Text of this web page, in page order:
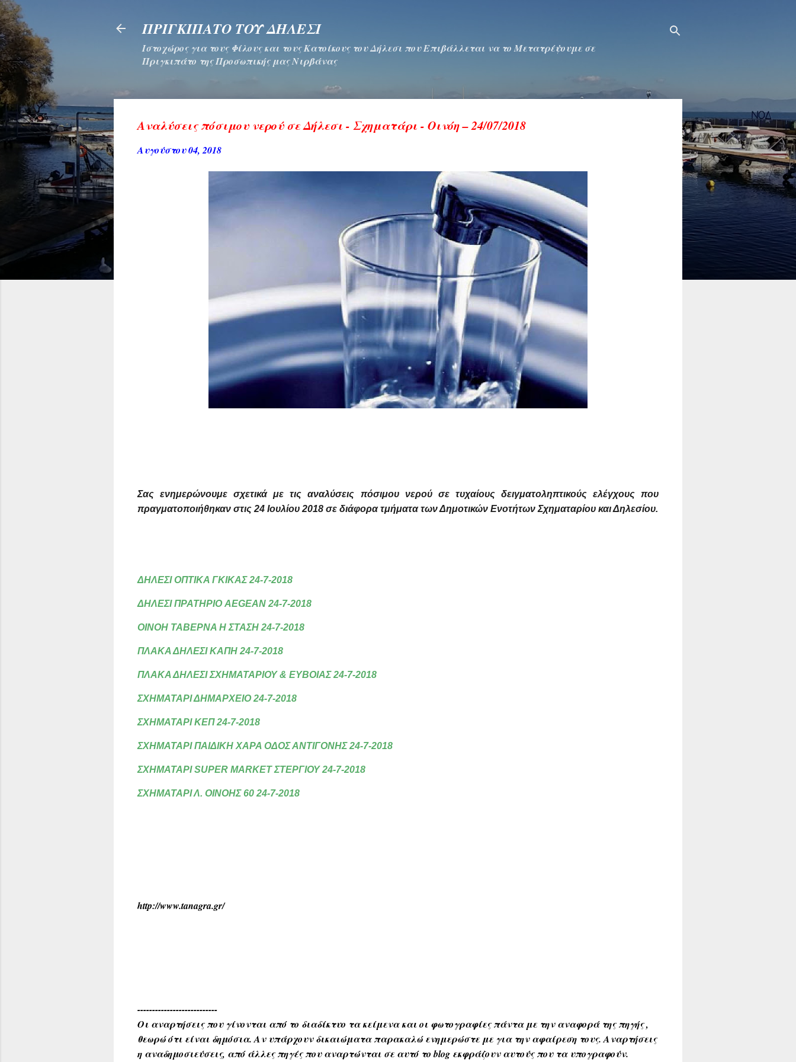
ΠΡΙΓΚΙΠΑΤΟ ΤΟΥ ΔΗΛΕΣΙ
Ιστοχώρος για τους Φίλους και τους Κατοίκους του Δήλεσι που Επιβάλλεται να το Μετατρέψουμε σε
Πριγκιπάτο της Προσωπικής μας Νιρβάνας
Αναλύσεις πόσιμου νερού σε Δήλεσι - Σχηματάρι - Οινόη – 24/07/2018
Αυγούστου 04, 2018
Σας ενημερώνουμε σχετικά με τις αναλύσεις πόσιμου νερού σε τυχαίους δειγματοληπτικούς ελέγχους που
πραγματοποιήθηκαν στις 24 Ιουλίου 2018 σε διάφορα τμήματα των Δημοτικών Ενοτήτων Σχηματαρίου και Δηλεσίου.
ΔΗΛΕΣΙ ΟΠΤΙΚΑ ΓΚΙΚΑΣ 24-7-2018
ΔΗΛΕΣΙ ΠΡΑΤΗΡΙΟ AEGEAN 24-7-2018
ΟΙΝΟΗ ΤΑΒΕΡΝΑ Η ΣΤΑΣΗ 24-7-2018
ΠΛΑΚΑ ΔΗΛΕΣΙ ΚΑΠΗ 24-7-2018
ΠΛΑΚΑ ΔΗΛΕΣΙ ΣΧΗΜΑΤΑΡΙΟΥ & ΕΥΒΟΙΑΣ 24-7-2018
ΣΧΗΜΑΤΑΡΙ ΔΗΜΑΡΧΕΙΟ 24-7-2018
ΣΧΗΜΑΤΑΡΙ ΚΕΠ 24-7-2018
ΣΧΗΜΑΤΑΡΙ ΠΑΙΔΙΚΗ ΧΑΡΑ ΟΔΟΣ ΑΝΤΙΓΟΝΗΣ 24-7-2018
ΣΧΗΜΑΤΑΡΙ SUPER MARKET ΣΤΕΡΓΙΟΥ 24-7-2018
ΣΧΗΜΑΤΑΡΙ Λ. ΟΙΝΟΗΣ 60 24-7-2018
http://www.tanagra.gr/
---------------------------
Οι αναρτήσεις που γίνονται από το διαδίκτυο τα κείμενα και οι φωτογραφίες πάντα με την αναφορά της πηγής ,
θεωρώ ότι είναι δημόσια. Αν υπάρχουν δικαιώματα παρακαλώ ενημερώστε με για την αφαίρεση τους. Αναρτήσεις
η αναδημοσιεύσεις, από άλλες πηγές που αναρτώνται σε αυτό το blog εκφράζουν αυτούς που τα υπογραφούν.